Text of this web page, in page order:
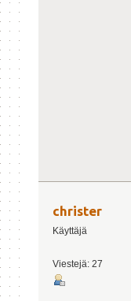
christer
Käyttäjä
Viestejä: 27